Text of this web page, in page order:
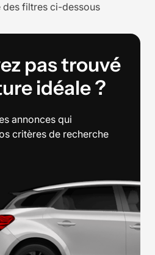
des filtres ci-dessous
pas trouvé
idéale ?
annonces qui
critères de recherche